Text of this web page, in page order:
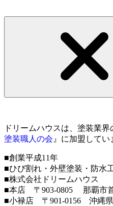
ドリームハウスは、塗装業
塗装職人の会 』に加盟してい
■創業平成11年
■ひび割れ・外壁塗装・防水
■株式会社ドリームハウス
■本店 〒903-0805 那覇市
■小禄店 〒901-0156 沖縄県